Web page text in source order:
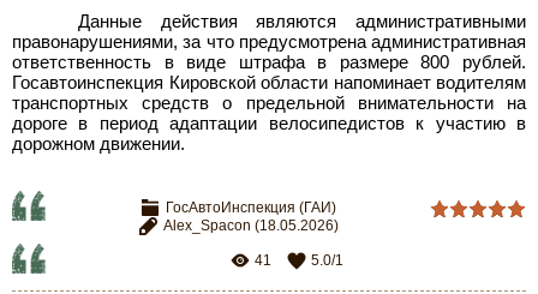
Данные действия являются административными
правонарушениями, за что предусмотрена административная
ответственность в виде штрафа в размере 800 рублей.
Госавтоинспекция Кировской области напоминает водителям
транспортных средств о предельной внимательности на
дороге в период адаптации велосипедистов к участию в
дорожном движении.
ГосАвтоИнспекция (ГАИ)
Alex_Spacon (18.05.2026)
41 5.0/1